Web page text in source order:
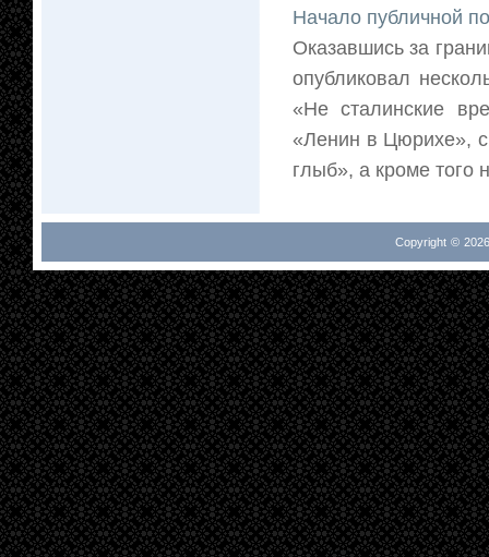
Начало публичной
Оказавшись за
опубликовал
«Не сталинские
«Ленин в Цюрихе»,
глыб», а кроме того
Copyright ©